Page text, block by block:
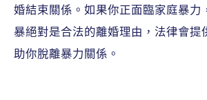
婚結束關係。如果你正面臨家庭暴力
暴絕對是合法的離婚理由，法律會提
助你脫離暴力關係。